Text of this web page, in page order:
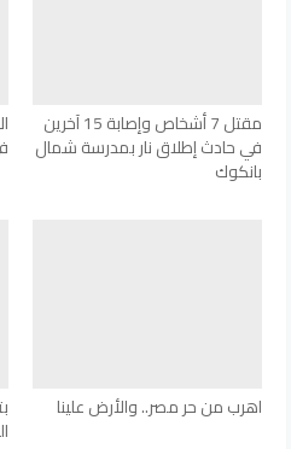
مقتل 7 أشخاص وإصابة 15 آخرين
في حادث إطلاق نار بمدرسة شمال
بانكوك
اهرب من حر مصر.. والأرض علينا